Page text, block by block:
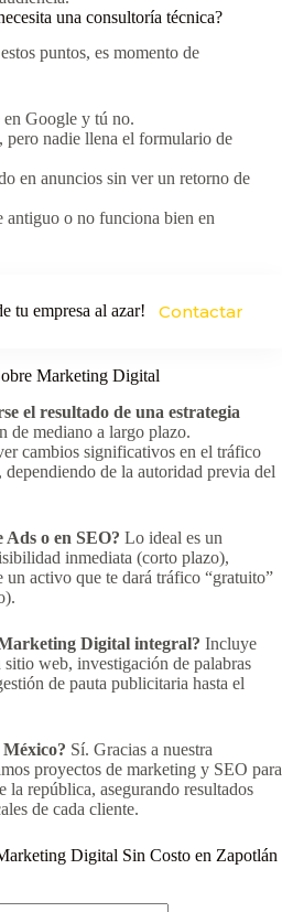
una consultoría técnica?
puntos, es momento de
en Google y tú no.
pero nadie llena el formulario de
en anuncios sin ver un retorno de
antiguo o no funciona bien en
tu empresa al azar! Contactar
Marketing Digital
el resultado de una estrategia
de mediano a largo plazo.
cambios significativos en el tráfico
de la autoridad previa del
o en SEO? Lo ideal es un
inmediata (corto plazo),
activo que te dará tráfico “gratuito”
Digital integral? Incluye
web, investigación de palabras
de pauta publicitaria hasta el
Sí. Gracias a nuestra
proyectos de marketing y SEO para
la república, asegurando resultados
de cada cliente.
Digital Sin Costo en Zapotlán